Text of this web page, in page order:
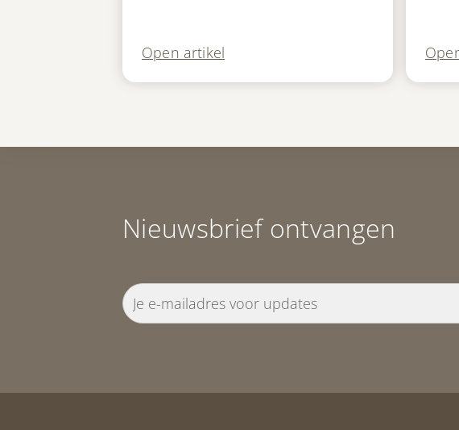
Open artikel
Nieuwsbrief ontvangen